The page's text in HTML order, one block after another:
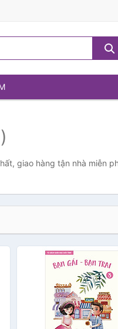
giao hàng tận nhà miễn